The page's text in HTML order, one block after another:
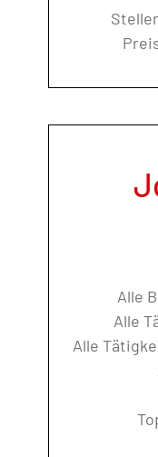
Alle
Alle
Alle